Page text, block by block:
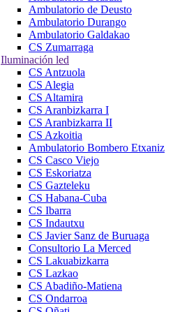
Ambulatorio de Deusto
Ambulatorio Durango
Ambulatorio Galdakao
CS Zumarraga
Iluminación led
CS Antzuola
CS Alegia
CS Altamira
CS Aranbizkarra I
CS Aranbizkarra II
CS Azkoitia
Ambulatorio Bombero Etxaniz
CS Casco Viejo
CS Eskoriatza
CS Gazteleku
CS Habana-Cuba
CS Ibarra
CS Indautxu
CS Javier Sanz de Buruaga
Consultorio La Merced
CS Lakuabizkarra
CS Lazkao
CS Abadiño-Matiena
CS Ondarroa